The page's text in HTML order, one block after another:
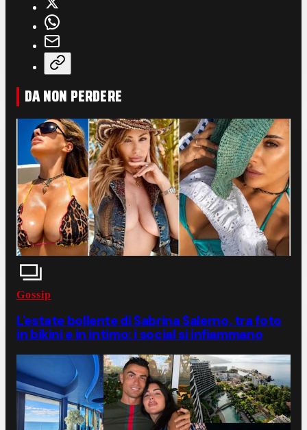
DA NON PERDERE
Gossip
L'estate bollente di Sabrina Salerno, tra foto
in bikini e in intimo: i social si infiammano